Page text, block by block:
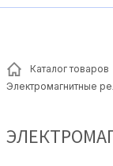
Каталог товаров
Электромагнитные